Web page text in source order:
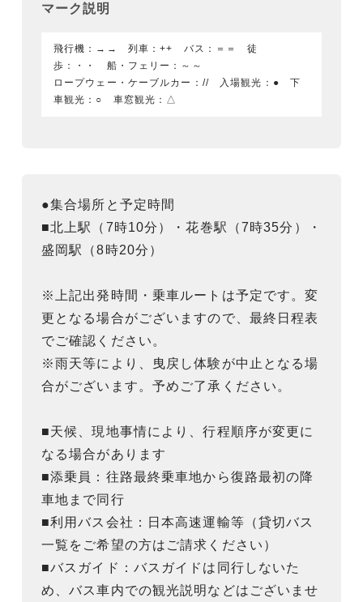
マーク説明
飛行機：→→ 列車：++ バス：＝＝ 徒
歩：・・ 船・フェリー：～～
ロープウェー・ケーブルカー：// 入場観光：● 下
車観光：○ 車窓観光：△
●集合場所と予定時間
■北上駅（7時10分）・花巻駅（7時35分）・
盛岡駅（8時20分）
※上記出発時間・乗車ルートは予定です。変
更となる場合がございますので、最終日程表
でご確認ください。
※雨天等により、曳戻し体験が中止となる場
合がございます。予めご了承ください。
■天候、現地事情により、行程順序が変更に
なる場合があります
■添乗員：往路最終乗車地から復路最初の降
車地まで同行
■利用バス会社：日本高速運輸等（貸切バス
一覧をご希望の方はご請求ください）
■バスガイド：バスガイドは同行しないた
め、バス車内での観光説明などはございませ